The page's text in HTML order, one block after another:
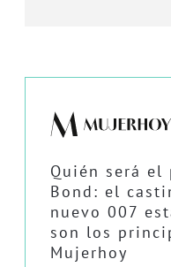
Quién será el
Bond: el
nuevo 007
son los
Mujerhoy